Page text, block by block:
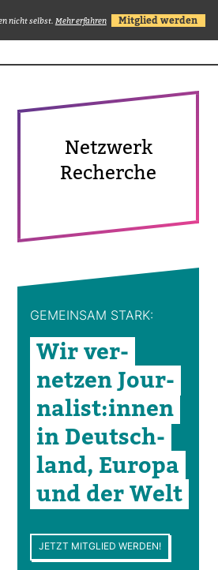
nicht selbst. Mehr erfahren Mitglied werden
Netz­werk
Recherche
GEMEINSAM STARK:
Wir ver­
netzen Jour­
na­list:innen
in Deutsch­
land, Europa
und der Welt
JETZT MITGLIED WERDEN!